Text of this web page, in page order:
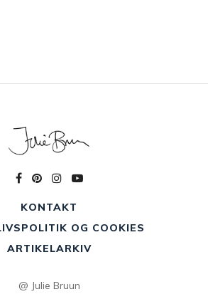
KONTAKT
OG COOKIES
ARTIKELARKIV
@ Julie Bruun